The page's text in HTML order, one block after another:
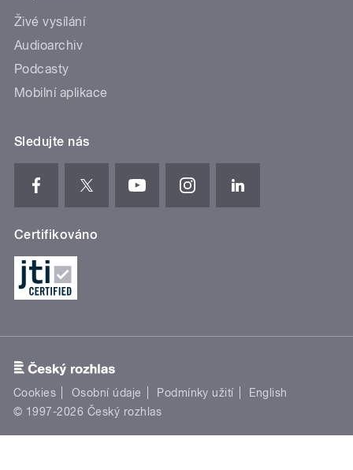
Živé vysílání
Audioarchiv
Podcasty
Mobilní aplikace
Sledujte nás
Certifikováno
Cookies Osobní údaje Podmínky užití
English
© 1997-2026 Český rozhlas